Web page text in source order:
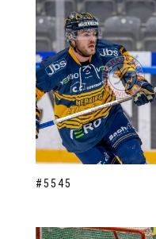
#5545